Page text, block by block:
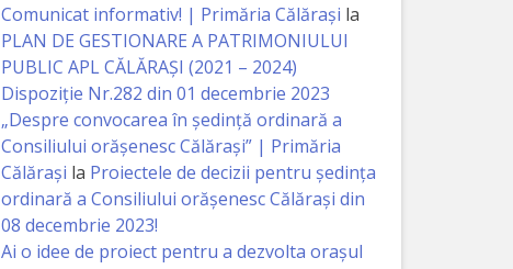
Comunicat informativ! | Primăria Călărași la
PLAN DE GESTIONARE A PATRIMONIULUI
PUBLIC APL CĂLĂRAȘI (2021 – 2024)
Dispoziție Nr.282 din 01 decembrie 2023
„Despre convocarea în ședință ordinară a
Consiliului orășenesc Călărași” | Primăria
Călărași la Proiectele de decizii pentru ședința
ordinară a Consiliului orășenesc Călărași din
08 decembrie 2023!
Ai o idee de proiect pentru a dezvolta orașul